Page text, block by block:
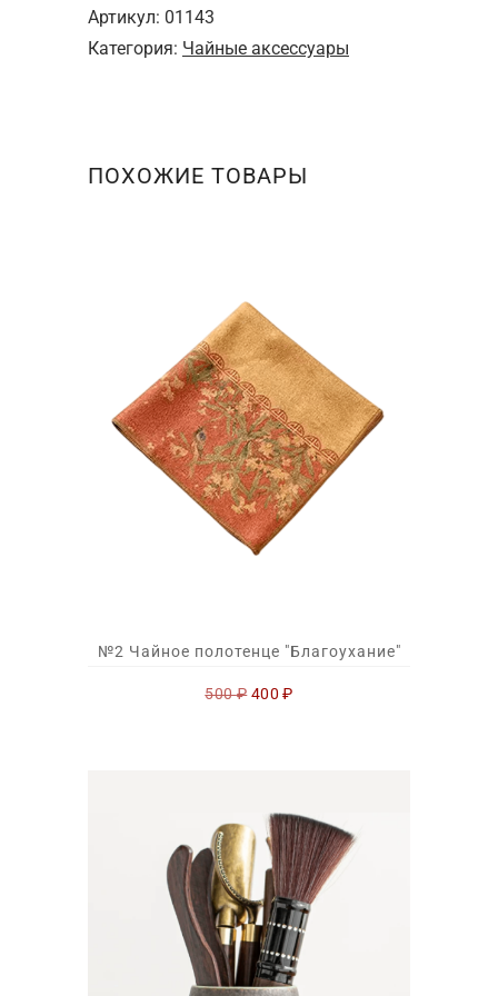
под
горячее
Артикул: 01143
Категория: Чайные аксессуары
ПОХОЖИЕ ТОВАРЫ
№2 Чайное полотенце "Благоухание"
500₽ Первоначальная
400₽Текущая